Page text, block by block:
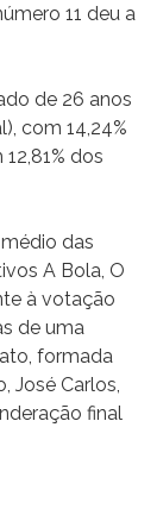
11 deu a
de 26 anos
com 14,24%
dos
das
A Bola, O
à votação
de uma
formada
José Carlos,
final